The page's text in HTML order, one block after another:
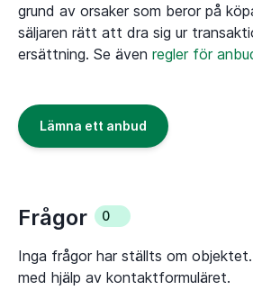
grund av orsaker som beror på
säljaren rätt att dra sig ur
ersättning. Se även regler för
Lämna ett anbud
Frågor 0
Inga frågor har ställts om
med hjälp av kontaktformuläret.